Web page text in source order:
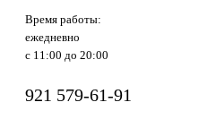
Время работы:
ежедневно
с 11:00 до 20:00
921 579-61-91